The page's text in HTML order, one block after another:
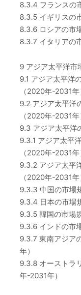
8.3.4 フランスの
8.3.5 イギリスの
8.3.6 ロシアの市
8.3.7 イタリアの
9 アジア太平洋市
9.1 アジア太平洋
（2020年-2031年
9.2 アジア太平洋
（2020年-2031年
9.3 アジア太平洋
9.3.1 アジア太平
（2020年-2031年
9.3.2 アジア太平
（2020年-2031年
9.3.3 中国の市場
9.3.4 日本の市場
9.3.5 韓国の市場
9.3.6 インドの市
9.3.7 東南アジア
年）
9.3.8 オーストラ
年-2031年）